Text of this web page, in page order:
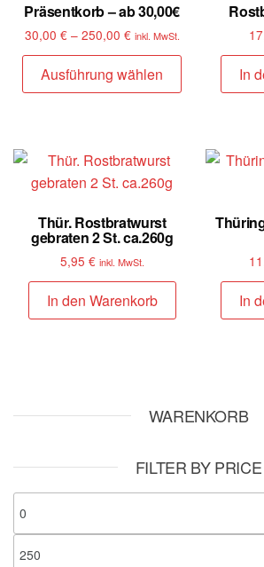
Präsentkorb – ab 30,00€
30,00 € – 250,00 € inkl. MwSt.
Ausführung wählen In
Thür. Rostbratwurst
gebraten 2 St. ca.260g
5,95 € inkl. MwSt.
In den Warenkorb In
WARENKORB
FILTER BY PRICE